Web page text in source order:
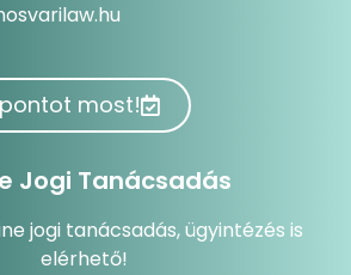
most!
Jogi Tanácsadás
jogi tanácsadás, ügyintézés is
elérhető!